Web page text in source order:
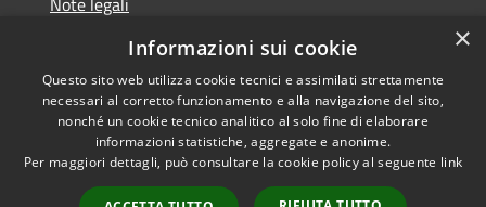
Dichiarazione di accessibilità
Accessibilità
Copyright © 2026 • Comune di
Leffe • Powered by
Municipium• Accesso
×
Informazioni sui cookie
Questo sito web utilizza cookie tecnici e assimilati strettamente
necessari al corretto funzionamento e alla navigazione del sito,
nonché un cookie tecnico analitico al solo fine di elaborare
informazioni statistiche, aggregate e anonime.
Per maggiori dettagli, può consultare la cookie policy al seguente link